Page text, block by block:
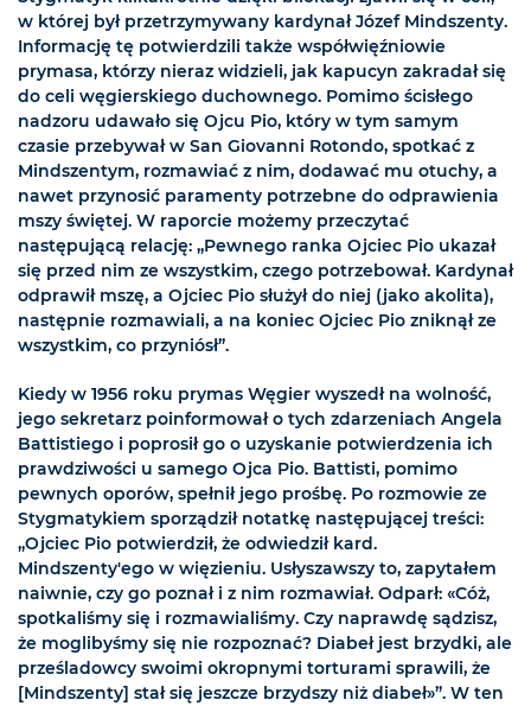
w której był przetrzymywany kardynał Józef Mindszenty.
Informację tę potwierdzili także współwięźniowie
prymasa, którzy nieraz widzieli, jak kapucyn zakradał się
do celi węgierskiego duchownego. Pomimo ścisłego
nadzoru udawało się Ojcu Pio, który w tym samym
czasie przebywał w San Giovanni Rotondo, spotkać z
Mindszentym, rozmawiać z nim, dodawać mu otuchy, a
nawet przynosić paramenty potrzebne do odprawienia
mszy świętej. W raporcie możemy przeczytać
następującą relację: „Pewnego ranka Ojciec Pio ukazał
się przed nim ze wszystkim, czego potrzebował. Kardynał
odprawił mszę, a Ojciec Pio służył do niej (jako akolita),
następnie rozmawiali, a na koniec Ojciec Pio zniknął ze
wszystkim, co przyniósł”.
Kiedy w 1956 roku prymas Węgier wyszedł na wolność,
jego sekretarz poinformował o tych zdarzeniach Angela
Battistiego i poprosił go o uzyskanie potwierdzenia ich
prawdziwości u samego Ojca Pio. Battisti, pomimo
pewnych oporów, spełnił jego prośbę. Po rozmowie ze
Stygmatykiem sporządził notatkę następującej treści:
„Ojciec Pio potwierdził, że odwiedził kard.
Mindszenty'ego w więzieniu. Usłyszawszy to, zapytałem
naiwnie, czy go poznał i z nim rozmawiał. Odparł: «Cóż,
spotkaliśmy się i rozmawialiśmy. Czy naprawdę sądzisz,
że moglibyśmy się nie rozpoznać? Diabeł jest brzydki, ale
prześladowcy swoimi okropnymi torturami sprawili, że
[Mindszenty] stał się jeszcze brzydszy niż diabeł»”. W ten